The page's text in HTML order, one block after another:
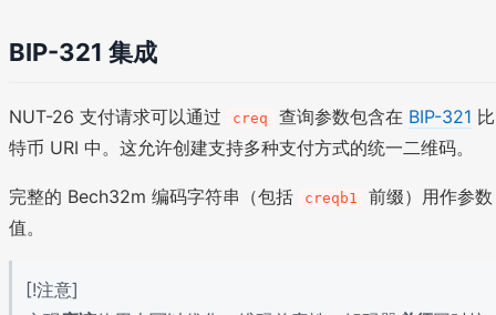
BIP-321 集成
NUT-26 支付请求可以通过 creq 查询参数包含在 BIP-321 比
特币 URI 中。这允许创建支持多种支付方式的统一二维码。
完整的 Bech32m 编码字符串（包括 creqb1
前缀）用作参数
值。
[!注意]